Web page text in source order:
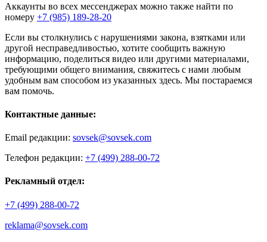
Аккаунты во всех мессенджерах можно также найти по
номеру +7 (985) 189-28-20
Если вы столкнулись с нарушениями закона, взятками или
другой несправедливостью, хотите сообщить важную
информацию, поделиться видео или другими материалами,
требующими общего внимания, свяжитесь с нами любым
удобным вам способом из указанных здесь. Мы постараемся
вам помочь.
Контактные данные:
Email редакции: sovsek@sovsek.com
Телефон редакции: +7 (499) 288-00-72
Рекламный отдел:
+7 (499) 288-00-72
reklama@sovsek.com